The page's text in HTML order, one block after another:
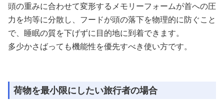
頭の重みに合わせて変形するメモリーフォームが首への圧
力を均等に分散し、フードが頭の落下を物理的に防ぐこと
で、睡眠の質を下げずに目的地に到着できます。
多少かさばっても機能性を優先すべき使い方です。
荷物を最小限にしたい旅行者の場合